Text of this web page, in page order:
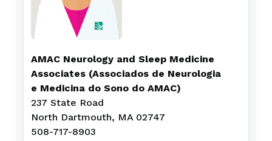
AMAC Neurology and Sleep Medicine
Associates (Associados de Neurologia
e Medicina do Sono do AMAC)
237 State Road
North Dartmouth, MA 02747
508-717-8903